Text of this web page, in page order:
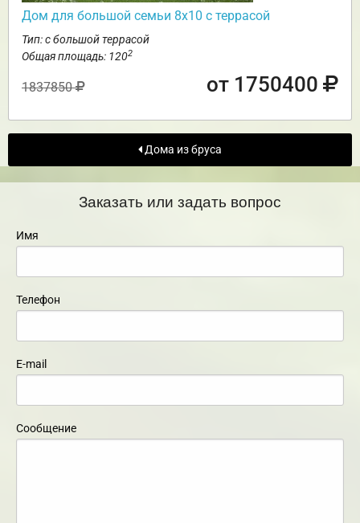
Дом для большой семьи 8х10 с террасой
Тип: с большой террасой
Общая площадь: 1202
1837850 от 1750400
Дома из бруса
Заказать или задать вопрос
Имя
Телефон
E-mail
Сообщение